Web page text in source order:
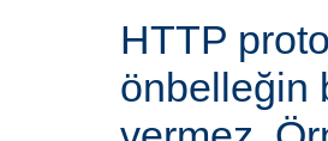
HTTP
önbelleğin